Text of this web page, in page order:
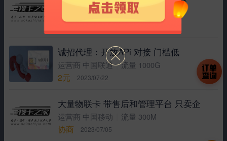
运营商 中国电信 | 流量 100G
协商
诚招代理：开放APi 对接 门槛低
运营商 中国联通 | 流量 1000G
2元 2023/07/22
大量物联卡 带售后和管理平台 只卖企
运营商 中国移动 流量 300M
协商 2023/07/05